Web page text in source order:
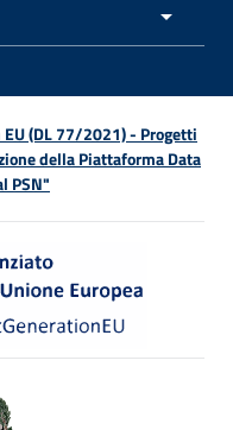
(DL 77/2021) - Progetti
della Piattaforma Data
PSN"